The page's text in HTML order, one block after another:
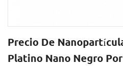
Precio De
Platino Nano Negro